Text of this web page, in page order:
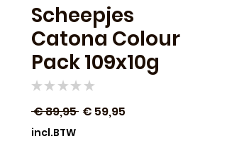
Scheepjes
Catona Colour
Pack 109x10g
★ ★ ★ ★ ★
€ 89,95 Normale
€ 59,95
incl.BTW